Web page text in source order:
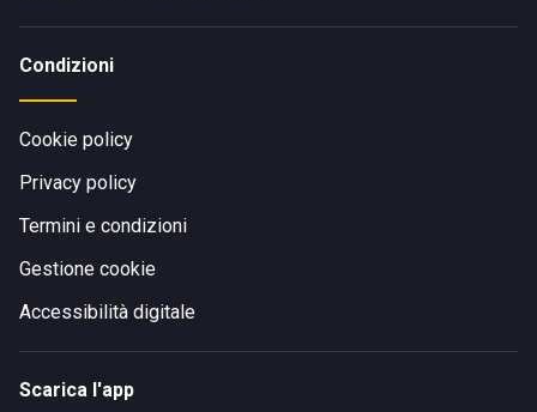
Condizioni
Cookie policy
Privacy policy
Termini e condizioni
Gestione cookie
Accessibilità digitale
Scarica l'app